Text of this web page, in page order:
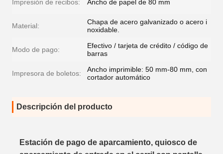
Impresión de recibos: Ancho de papel de 80 mm
Material:
Chapa de acero galvanizado o acero i
noxidable.
Modo de pago:
Efectivo / tarjeta de crédito / código de
barras
Impresora de boletos:
Ancho imprimible: 50 mm-80 mm, con
cortador automático
Descripción del producto
Estación de pago de aparcamiento, quiosco de